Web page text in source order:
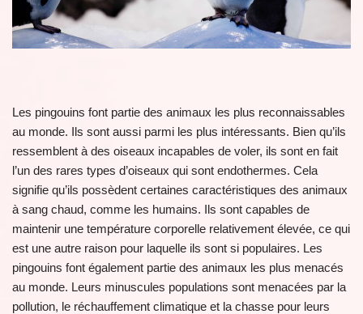
Les pingouins font partie des animaux les plus reconnaissables
au monde. Ils sont aussi parmi les plus intéressants. Bien qu’ils
ressemblent à des oiseaux incapables de voler, ils sont en fait
l’un des rares types d’oiseaux qui sont endothermes. Cela
signifie qu’ils possèdent certaines caractéristiques des animaux
à sang chaud, comme les humains. Ils sont capables de
maintenir une température corporelle relativement élevée, ce qui
est une autre raison pour laquelle ils sont si populaires. Les
pingouins font également partie des animaux les plus menacés
au monde. Leurs minuscules populations sont menacées par la
pollution, le réchauffement climatique et la chasse pour leurs